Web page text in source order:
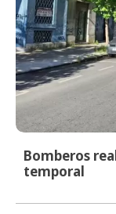
Bomberos
temporal